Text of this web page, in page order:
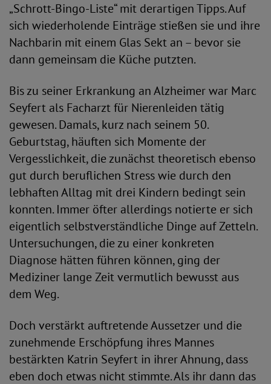
„Schrott-Bingo-Liste“ mit derartigen Tipps. Auf
sich wiederholende Einträge stießen sie und ihre
Nachbarin mit einem Glas Sekt an – bevor sie
dann gemeinsam die Küche putzten.
Bis zu seiner Erkrankung an Alzheimer war Marc
Seyfert als Facharzt für Nierenleiden tätig
gewesen. Damals, kurz nach seinem 50.
Geburtstag, häuften sich Momente der
Vergesslichkeit, die zunächst theoretisch ebenso
gut durch beruflichen Stress wie durch den
lebhaften Alltag mit drei Kindern bedingt sein
konnten. Immer öfter allerdings notierte er sich
eigentlich selbstverständliche Dinge auf Zetteln.
Untersuchungen, die zu einer konkreten
Diagnose hätten führen können, ging der
Mediziner lange Zeit vermutlich bewusst aus
dem Weg.
Doch verstärkt auftretende Aussetzer und die
zunehmende Erschöpfung ihres Mannes
bestärkten Katrin Seyfert in ihrer Ahnung, dass
eben doch etwas nicht stimmte. Als ihr dann das